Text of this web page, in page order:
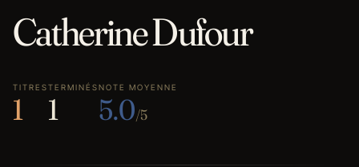
Catherine Dufour
TITRES
1
TERMINÉS
1
NOTE MOYENNE
5.0/5